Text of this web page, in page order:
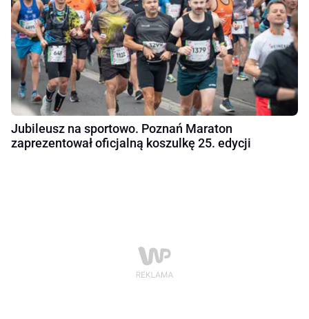
Jubileusz na sportowo. Poznań Maraton
zaprezentował oficjalną koszulkę 25. edycji